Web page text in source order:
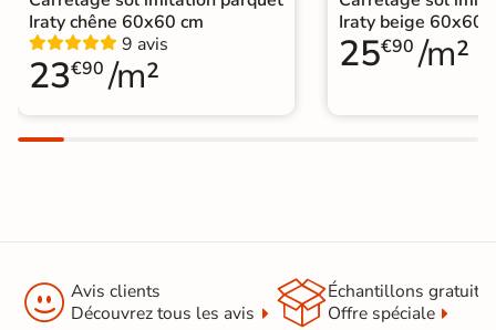
Iraty chêne 60x60 cm
9 avis
23€90 /m²
Iraty beige 60x60
25€90 /m²
 Avis clients
Découvrez tous les avis
Échantillons gratuit
Offre spéciale